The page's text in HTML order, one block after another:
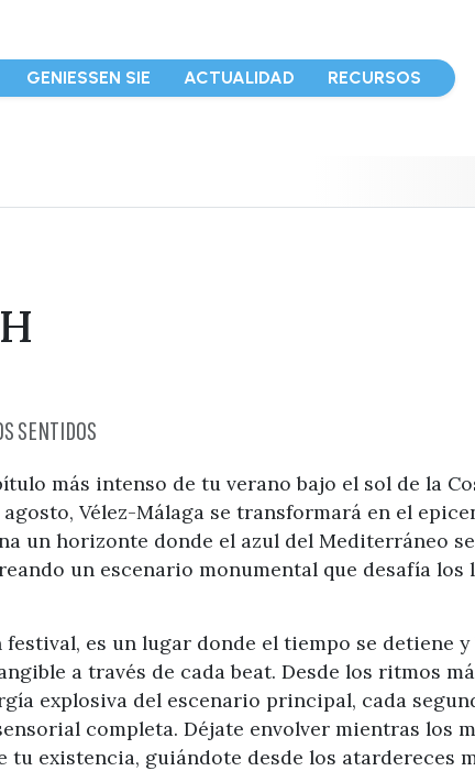
GENIESSEN SIE ACTUALIDAD RECURSOS
SENTIDOS
más intenso de tu verano bajo el sol de la
Vélez-Málaga se transformará en el
un horizonte donde el azul del Mediterráneo
un escenario monumental que desafía los
festival, es un lugar donde el tiempo se detiene
a través de cada beat. Desde los ritmos
explosiva del escenario principal, cada
completa. Déjate envolver mientras los
tu existencia, guiándote desde los atardereces